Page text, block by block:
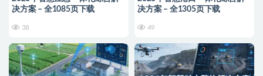
决方案 – 全1085页下载
38
决方案 – 全1305页下载
49